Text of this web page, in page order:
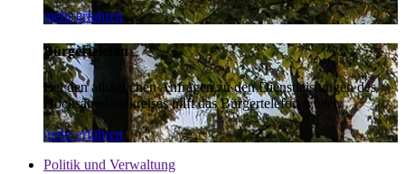
mehr erfahren
Bürgertelefon
Bei den alltäglichen Anfragen zu den Dienstleistungen des
Hochsauerlandkreises hilft das Bürgertelefon weiter.
mehr erfahren
Politik und Verwaltung